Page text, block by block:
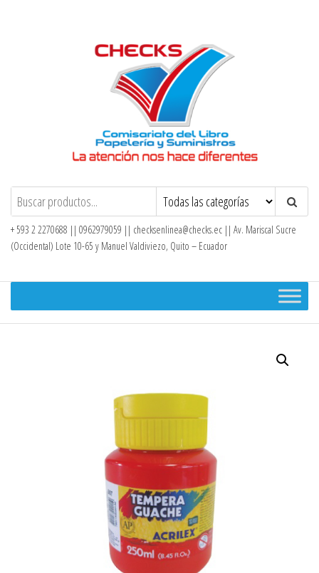
Checks – Tienda en Línea
+ 593 2 2270688 || 0962979059 || checksenlinea@checks.ec || Av. Mariscal Sucre
(Occidental) Lote 10-65 y Manuel Valdiviezo, Quito – Ecuador